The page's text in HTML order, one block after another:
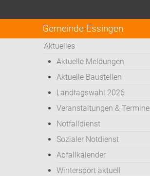
Gemeinde Essingen
Aktuelles
Aktuelle Meldungen
Aktuelle Baustellen
Landtagswahl 2026
Veranstaltungen & Termine
Notfalldienst
Sozialer Notdienst
Abfallkalender
Wintersport aktuell